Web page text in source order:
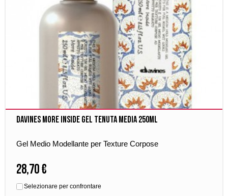
Davines More Inside Gel Tenuta Media 250ml
Gel Medio Modellante per Texture Corpose
28,70 €
Selezionare per confrontare